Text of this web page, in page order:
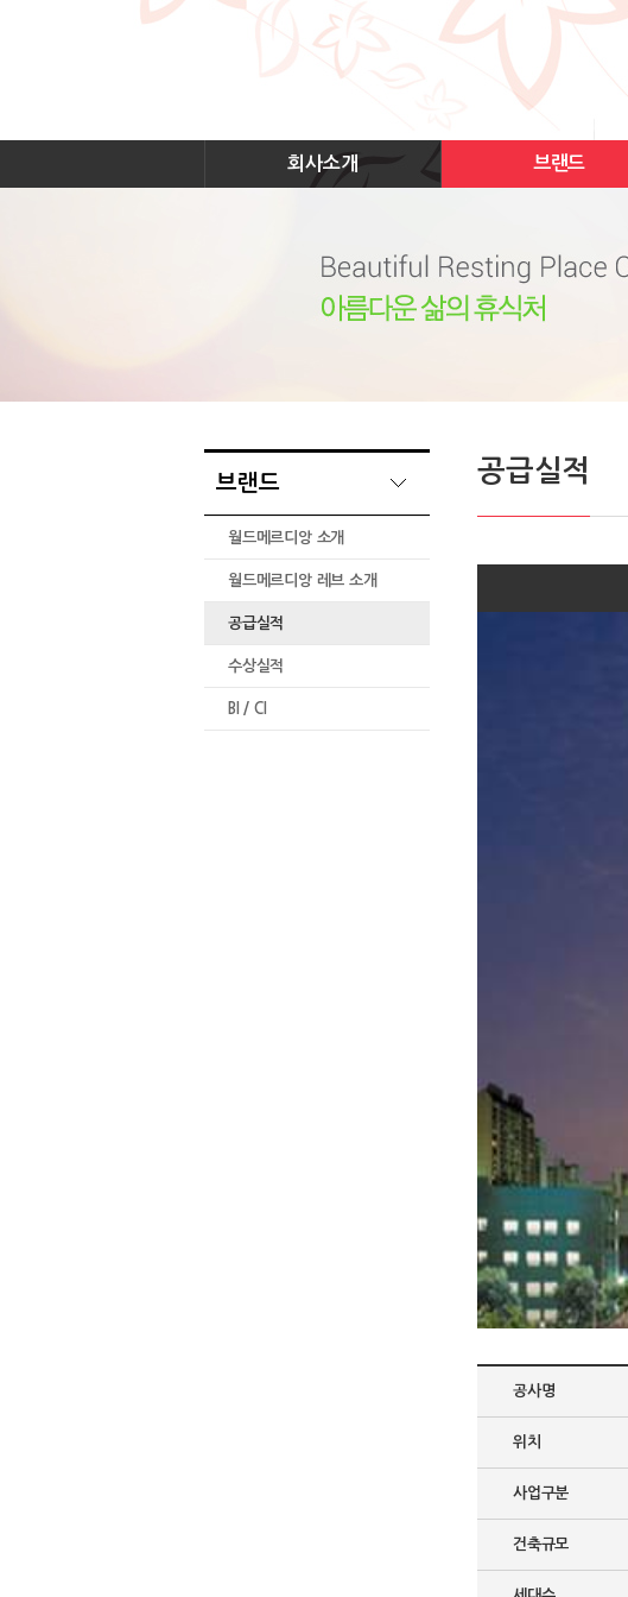
회사소개 브랜드
브랜드
월드메르디앙 소개
월드메르디앙 레브 소개
공급실적
수상실적
BI / CI
공급실적
공사명
위치
사업구분
건축규모